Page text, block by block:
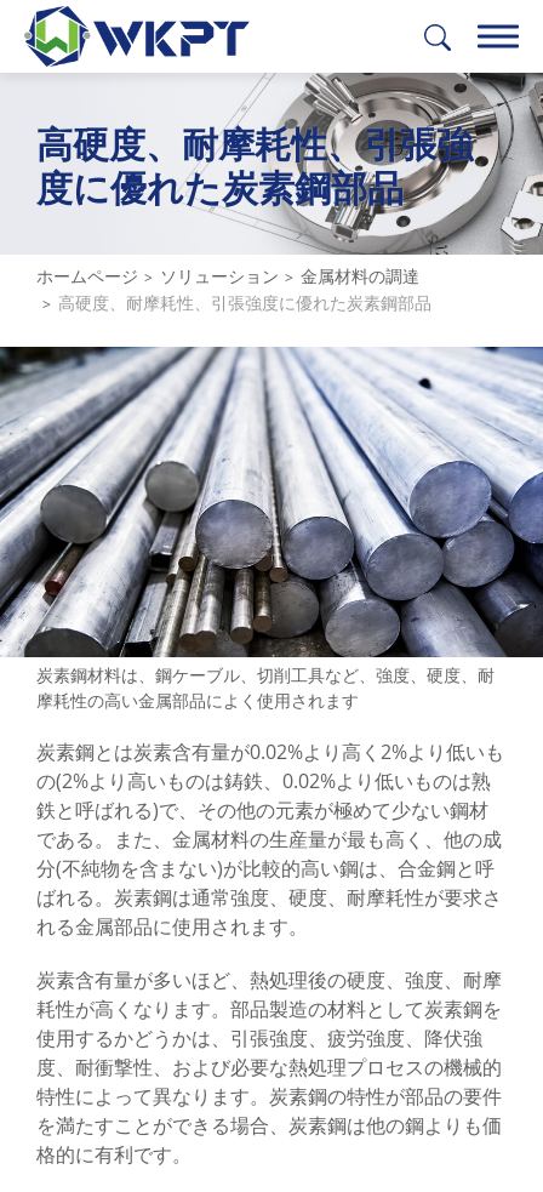
高硬度、耐摩耗性、引張強
度に優れた炭素鋼部品
ホームページ ソリューション
金属材料の調達
高硬度、耐摩耗性、引張強度に優れた炭素鋼部品
炭素鋼材料は、鋼ケーブル、切削工具など、強度、硬度、耐
摩耗性の高い金属部品によく使用されます
炭素鋼とは炭素含有量が0.02%より高く2%より低いも
の(2%より高いものは鋳鉄、0.02%より低いものは熟
鉄と呼ばれる)で、その他の元素が極めて少ない鋼材
である。また、金属材料の生産量が最も高く、他の成
分(不純物を含まない)が比較的高い鋼は、合金鋼と呼
ばれる。炭素鋼は通常強度、硬度、耐摩耗性が要求さ
れる金属部品に使用されます。
炭素含有量が多いほど、熱処理後の硬度、強度、耐摩
耗性が高くなります。部品製造の材料として炭素鋼を
使用するかどうかは、引張強度、疲労強度、降伏強
度、耐衝撃性、および必要な熱処理プロセスの機械的
特性によって異なります。炭素鋼の特性が部品の要件
を満たすことができる場合、炭素鋼は他の鋼よりも価
格的に有利です。
繁體中文 English 日本語 Deutsch
製品
ソリューション
全て
フィージビリティスタディ
プロトタイプ
金属材料の調達
全て
高強度鋳鉄部品
精密軽量アルミニウム合金部品
耐腐食性ステンレス鋼部品
鋼部品
量産プロセス開発
部品加工の流れ
梱包と物流
WKPT能力
会社概要
サポート
お問い合わせ